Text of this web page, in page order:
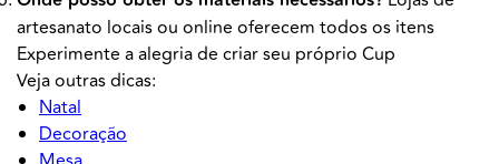
artesanato locais ou online oferecem todos os itens
Experimente a alegria de criar seu próprio Cup
Veja outras dicas:
Natal
Decoração